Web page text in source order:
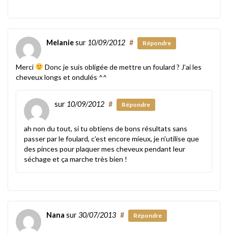
Melaniesur 10/09/2012 # Répondre
Merci
Donc je suis obligée de mettre un foulard ? J’ai les
cheveux longs et ondulés ^^
sur 10/09/2012 # Répondre
ah non du tout, si tu obtiens de bons résultats sans
passer par le foulard, c’est encore mieux, je n’utilise que
des pinces pour plaquer mes cheveux pendant leur
séchage et ça marche très bien !
Nana sur30/07/2013 # Répondre